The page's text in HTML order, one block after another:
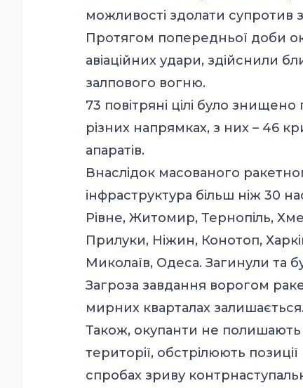
можливості здолати супротив
Протягом попередньої доби
авіаційних удари, здійснили
залпового вогню.
73 повітряні цілі було
різних напрямках, з них – 46
апаратів.
Внаслідок масованого
інфраструктура більш ніж 30
Рівне, Житомир, Тернопіль,
Прилуки, Ніжин, Конотоп,
Миколаїв, Одеса. Загинули та
Загроза завдання ворогом
мирних кварталах
Також, окупанти не
території, обстрілюють
спробах зриву